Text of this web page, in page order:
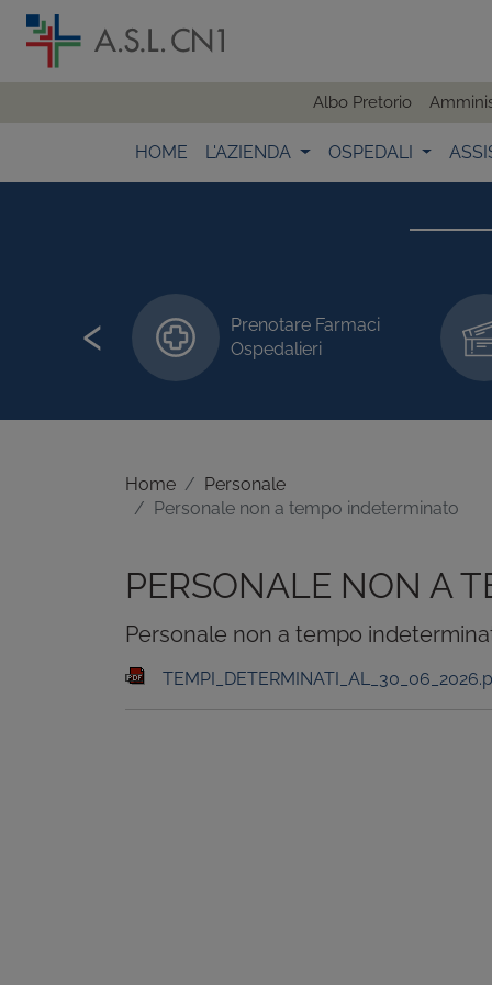
Albo Pretorio
HOME L'AZIENDA OSPEDALI
esami
Prenotare Farmaci
Ospedalieri
‹
Home
Personale
Personale non a tempo indeterminato
PERSONALE NON A
Personale non a tempo